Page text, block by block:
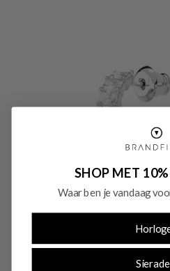
SHOP MET
Waar ben je vandaag